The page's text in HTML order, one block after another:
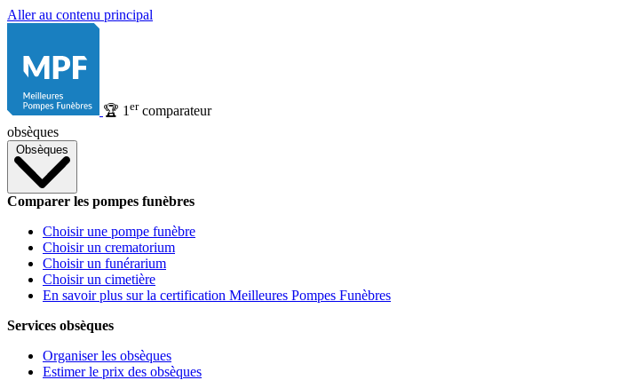
Aller au contenu principal
🏆 1 ercomparateur
obsèques
Obsèques
Comparer les pompes funèbres
Choisir une pompe funèbre
Choisir un crematorium
Choisir un funérarium
Choisir un cimetière
En savoir plus sur la certification Meilleures Pompes Funèbres
Services obsèques
Organiser les obsèques
Estimer le prix des obsèques